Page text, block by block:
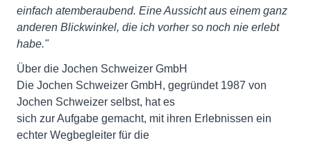
einfach atemberaubend. Eine Aussicht aus einem ganz
anderen Blickwinkel, die ich vorher so noch nie erlebt
habe."
Über die Jochen Schweizer GmbH
Die Jochen Schweizer GmbH, gegründet 1987 von
Jochen Schweizer selbst, hat es
sich zur Aufgabe gemacht, mit ihren Erlebnissen ein
echter Wegbegleiter für die